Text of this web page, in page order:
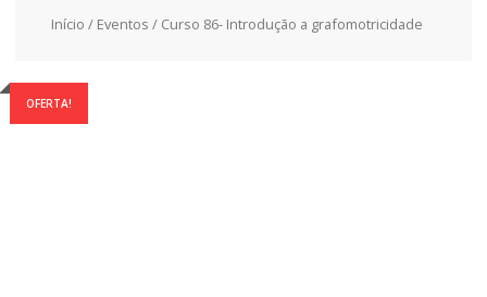
Início / Eventos / Curso 86- Introdução a grafomotricidade
OFERTA!